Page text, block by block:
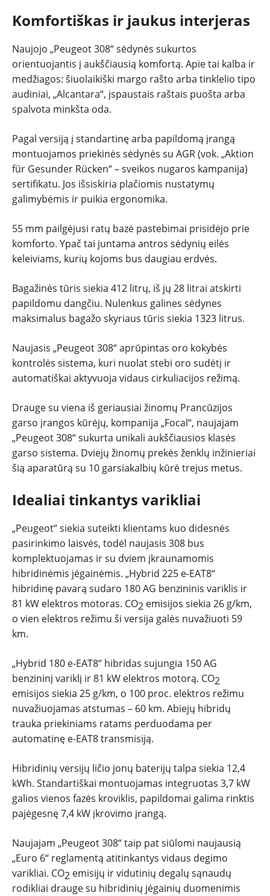
Komfortiškas ir jaukus interjeras
Naujojo „Peugeot 308“ sėdynės sukurtos
orientuojantis į aukščiausią komfortą. Apie tai kalba ir
medžiagos: šiuolaikiški margo rašto arba tinklelio tipo
audiniai, „Alcantara“, įspaustais raštais puošta arba
spalvota minkšta oda.
Pagal versiją į standartinę arba papildomą įrangą
montuojamos priekinės sėdynės su AGR (vok. „Aktion
für Gesunder Rücken“ – sveikos nugaros kampanija)
sertifikatu. Jos išsiskiria plačiomis nustatymų
galimybėmis ir puikia ergonomika.
55 mm pailgėjusi ratų bazė pastebimai prisidėjo prie
komforto. Ypač tai juntama antros sėdynių eilės
keleiviams, kurių kojoms bus daugiau erdvės.
Bagažinės tūris siekia 412 litrų, iš jų 28 litrai atskirti
papildomu dangčiu. Nulenkus galines sėdynes
maksimalus bagažo skyriaus tūris siekia 1323 litrus.
Naujasis „Peugeot 308“ aprūpintas oro kokybės
kontrolės sistema, kuri nuolat stebi oro sudėtį ir
automatiškai aktyvuoja vidaus cirkuliacijos režimą.
Drauge su viena iš geriausiai žinomų Prancūzijos
garso įrangos kūrėjų, kompanija „Focal“, naujajam
„Peugeot 308“ sukurta unikali aukščiausios klasės
garso sistema. Dviejų žinomų prekės ženklų inžinieriai
šią aparatūrą su 10 garsiakalbių kūrė trejus metus.
Idealiai tinkantys varikliai
„Peugeot“ siekia suteikti klientams kuo didesnės
pasirinkimo laisvės, todėl naujasis 308 bus
komplektuojamas ir su dviem įkraunamomis
hibridinėmis jėgainėmis. „Hybrid 225 e-EAT8“
hibridinę pavarą sudaro 180 AG benzininis variklis ir
81 kW elektros motoras. CO2 emisijos siekia 26 g/km,
o vien elektros režimu ši versija galės nuvažiuoti 59
km.
„Hybrid 180 e-EAT8“ hibridas sujungia 150 AG
benzininį variklį ir 81 kW elektros motorą. CO2
emisijos siekia 25 g/km, o 100 proc. elektros režimu
nuvažiuojamas atstumas – 60 km. Abiejų hibridų
trauka priekiniams ratams perduodama per
automatinę e-EAT8 transmisiją.
Hibridinių versijų ličio jonų baterijų talpa siekia 12,4
kWh. Standartiškai montuojamas integruotas 3,7 kW
galios vienos fazės kroviklis, papildomai galima rinktis
pajėgesnę 7,4 kW įkrovimo įrangą.
Naujajam „Peugeot 308“ taip pat siūlomi naujausią
„Euro 6“ reglamentą atitinkantys vidaus degimo
varikliai. CO2 emisijų ir vidutinių degalų sąnaudų
rodikliai drauge su hibridinių jėgainių duomenimis